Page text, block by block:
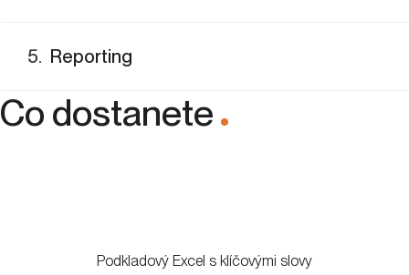
5. Reporting
Co dostanete
.
Podkladový Excel s klíčovými slovy